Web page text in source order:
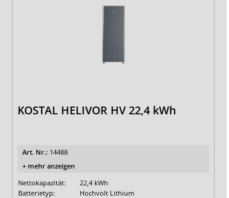
KOSTAL HELIVOR HV 22,4 kWh
Art. Nr.: 14488
+ mehr anzeigen
Nettokapazität:
22,4 kWh
Batterietyp:
Hochvolt Lithium